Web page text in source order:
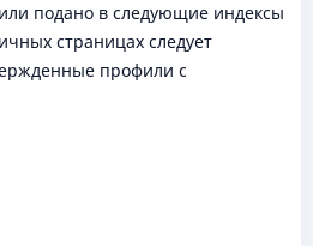
подано в следующие индексы
страницах следует
профили с